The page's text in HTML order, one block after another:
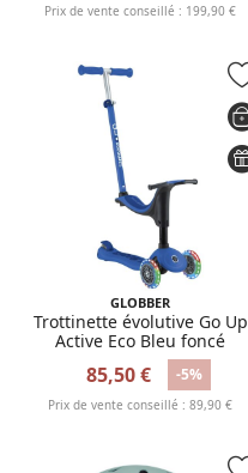
Prix de vente conseillé : 199,90 €
GLOBBER
Trottinette évolutive Go Up
Active Eco Bleu foncé
85,50 € -5%
Prix de vente conseillé : 89,90 €